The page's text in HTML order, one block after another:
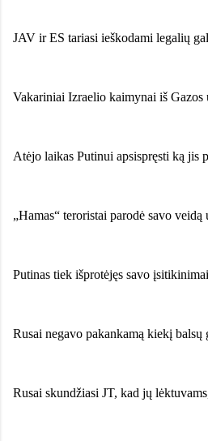
JAV ir ES tariasi ieškodami legalių
Vakariniai Izraelio kaimynai iš Gazos
Atėjo laikas Putinui apsispręsti ką jis
„Hamas“ teroristai parodė savo
Putinas tiek išprotėjęs savo
Rusai negavo pakankamą kiekį
Rusai skundžiasi JT, kad jų